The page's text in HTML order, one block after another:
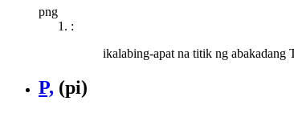
png
:
ikalabing-apat na titik ng abakadang
P, (pi)